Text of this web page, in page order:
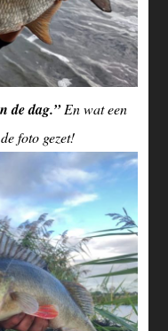
de dag.”En wat een
foto gezet!